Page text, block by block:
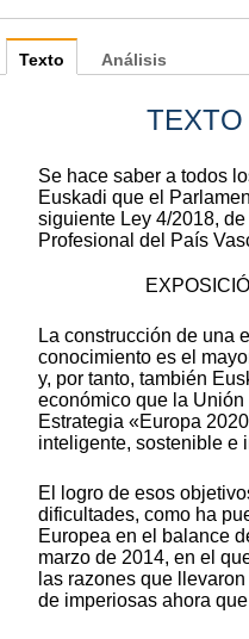
Texto
Se hace saber a todos
Euskadi que el
siguiente Ley 4/2018,
Profesional del País
La construcción de una
conocimiento es el
y, por tanto, también
económico que la
Estrategia «Europa
inteligente, sostenible e
El logro de esos
dificultades, como ha
Europea en el balance
marzo de 2014, en el
las razones que
de imperiosas ahora
Análisis